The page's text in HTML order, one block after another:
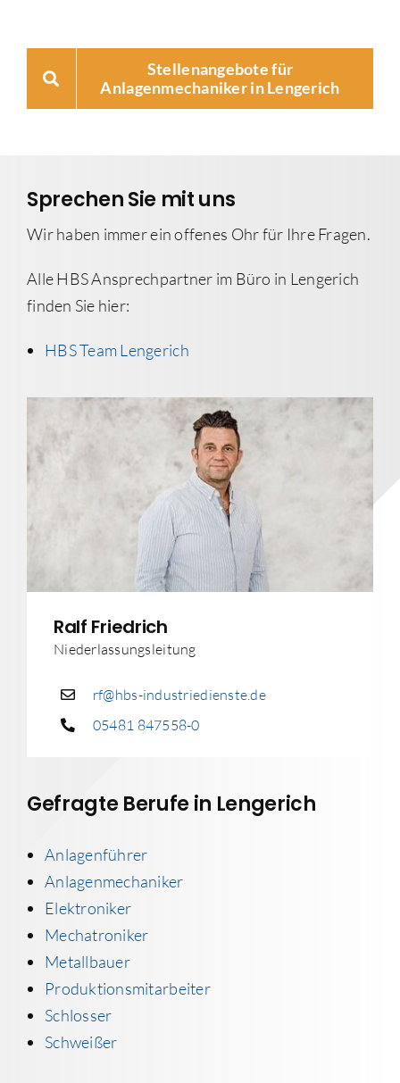
Stellenangebote für
Anlagenmechaniker in Lengerich
Sprechen Sie mit uns
Wir haben immer ein offenes Ohr für Ihre Fragen.
Alle HBS Ansprechpartner im Büro in Lengerich
finden Sie hier:
HBS Team Lengerich
Ralf Friedrich
Niederlassungsleitung
rf@hbs-industriedienste.de
05481 847558-0
Gefragte Berufe in Lengerich
Anlagenführer
Anlagenmechaniker
Elektroniker
Mechatroniker
Metallbauer
Produktionsmitarbeiter
Schlosser
Schweißer